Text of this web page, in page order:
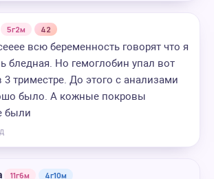
5г2м 42
всю беременность говорят что я
бледная. Но гемоглобин упал вот
3 триместре. До этого с анализами
было. А кожные покровы
были
11г6м 4г10м